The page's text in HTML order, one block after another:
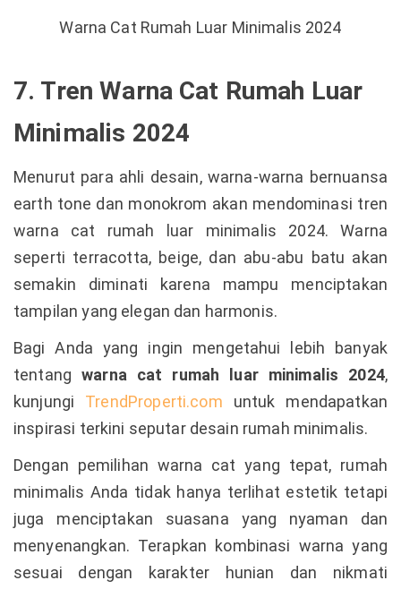
Warna Cat Rumah Luar Minimalis 2024
7. Tren Warna Cat Rumah Luar
Minimalis 2024
Menurut para ahli desain, warna-warna bernuansa
earth tone dan monokrom akan mendominasi tren
warna cat rumah luar minimalis 2024. Warna
seperti terracotta, beige, dan abu-abu batu akan
semakin diminati karena mampu menciptakan
tampilan yang elegan dan harmonis.
Bagi Anda yang ingin mengetahui lebih banyak
tentangwarna cat rumah luar minimalis 2024,
kunjungi TrendProperti.com untuk mendapatkan
inspirasi terkini seputar desain rumah minimalis.
Dengan pemilihan warna cat yang tepat, rumah
minimalis Anda tidak hanya terlihat estetik tetapi
juga menciptakan suasana yang nyaman dan
menyenangkan. Terapkan kombinasi warna yang
sesuai dengan karakter hunian dan nikmati